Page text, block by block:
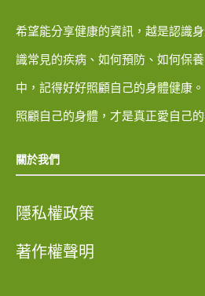
希望能分享健康的資訊，越是認識
識常見的疾病、如何預防、如何保
中，記得好好照顧自己的身體健康。
照顧自己的身體，才是真正愛自己的
關於我們
隱私權政策
著作權聲明